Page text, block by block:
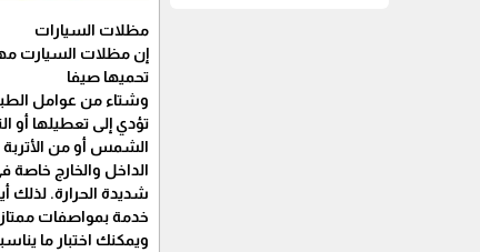
مظلات السيارات
إن مظلات السيارت
تحميها صيفا
وشتاء من عوامل
تؤدي إلى تعطيلها أو
الشمس أو من الأتربة
الداخل والخارج خاصة
شديدة الحرارة. لذلك
خدمة بمواصفات
ويمكنك اختبار ما